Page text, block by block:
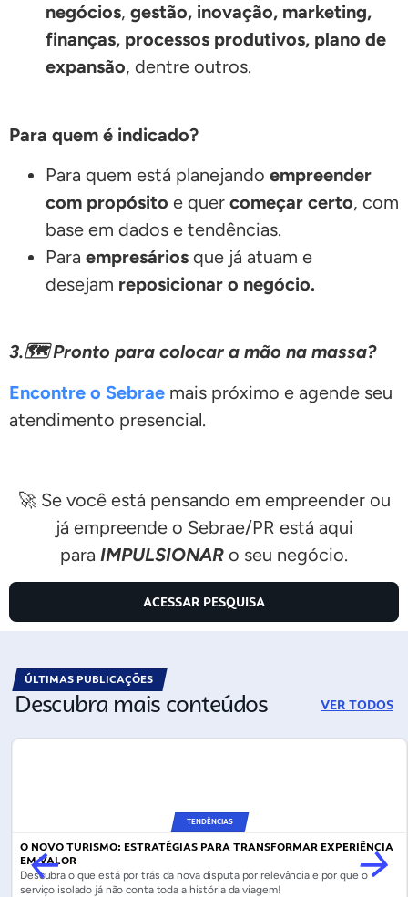
negócios, gestão, inovação, marketing,
finanças, processos produtivos, plano de
expansão, dentre outros.
Para quem é indicado?
Para quem está planejando empreender
com propósito e quer começar certo, com
base em dados e tendências.
Para empresários que já atuam e
desejam reposicionar o negócio.
3.🗺️ Pronto para colocar a mão na massa?
Encontre o Sebrae mais próximo e agende seu
atendimento presencial.
🚀 Se você está pensando em empreender ou
já empreende o Sebrae/PR está aqui
para IMPULSIONAR o seu negócio.
ACESSAR PESQUISA
ÚLTIMAS PUBLICAÇÕES
Descubra mais conteúdos VER TODOS
TENDÊNCIAS
O NOVO TURISMO: ESTRATÉGIAS PARA TRANSFORMAR EXPERIÊNCIA
EM VALOR
Descubra o que está por trás da nova disputa por relevância e por que o
serviço isolado já não conta toda a história da viagem!